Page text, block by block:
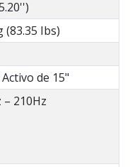
(83.35 Ibs)
de 15"
– 210Hz